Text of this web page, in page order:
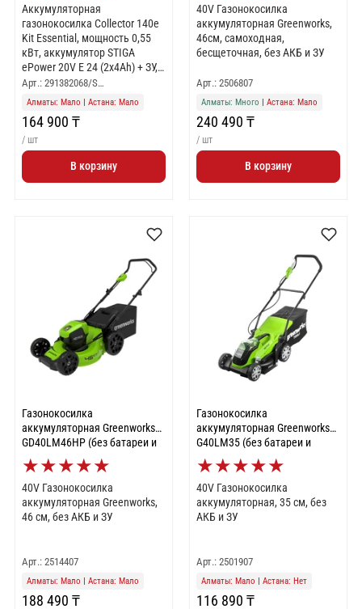
Аккумуляторная
газонокосилка Collector 140e
Kit Essential, мощность 0,55
кВт, аккумулятор STIGA
ePower 20V Е 24 (2х4Ah) + ЗУ,
ширина кошения 38 см, 6
настроек высоты, гибридный
Арт.: 291382068/S…
Алматы: Мало | Астана: Мало
164 900 ₸
/ шт
В корзину
40V Газонокосилка
аккумуляторная Greenworks,
46см, самоходная,
бесщеточная, без АКБ и ЗУ
Арт.: 2506807
Алматы: Много | Астана: Мало
240 490 ₸
/ шт
В корзину
Газонокосилка
аккумуляторная Greenworks
GD40LM46HP (без батареи и
зарядного устройства)
(2514407)
★★★★★
40V Газонокосилка
аккумуляторная Greenworks,
46 см, без АКБ и ЗУ
Арт.: 2514407
Алматы: Мало Астана: Мало
188 490 ₸
Газонокосилка
аккумуляторная Greenworks
G40LM35 (без батареи и
зарядного устройства)
(2501907)
★★★★★
40V Газонокосилка
аккумуляторная, 35 см, без
АКБ и ЗУ
Арт.: 2501907
Алматы: Мало Астана: Нет
116 890 ₸